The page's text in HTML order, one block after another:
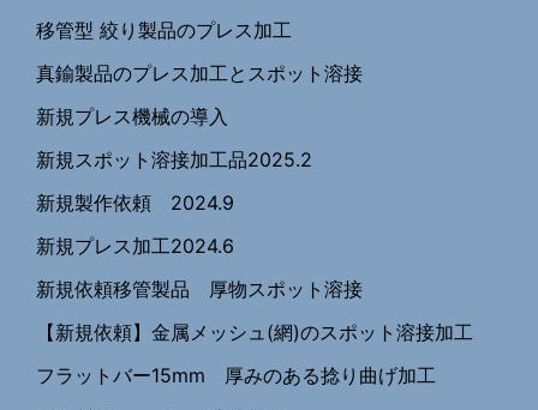
移管型 絞り製品のプレス加工
真鍮製品のプレス加工とスポット溶接
新規プレス機械の導入
新規スポット溶接加工品2025.2
新規製作依頼 2024.9
新規プレス加工2024.6
新規依頼移管製品 厚物スポット溶接
【新規依頼】金属メッシュ(網)のスポット溶接加工
フラットバー15mm 厚みのある捻り曲げ加工